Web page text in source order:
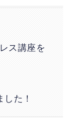
ス講座を
た！